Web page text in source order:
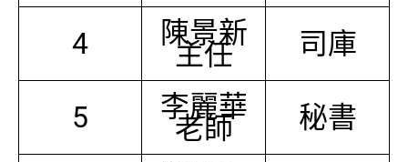
4 陳景新
主任 司庫
5 李麗華
老師 秘書